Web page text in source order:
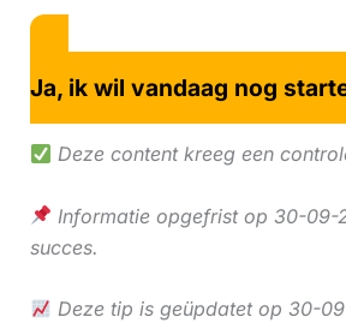
Ja, ik wil vandaag nog
Deze content kreeg een
Informatie opgefrist op 30-09-
succes.
Deze tip is geüpdatet op 30-